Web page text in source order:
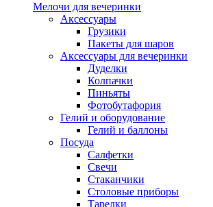
Мелочи для вечеринки
Аксессуары
Грузики
Пакеты для шаров
Аксессуары для вечеринки
Дуделки
Колпачки
Пиньяты
Фотобутафория
Гелий и оборудование
Гелий и баллоны
Посуда
Салфетки
Свечи
Стаканчики
Столовые приборы
Тарелки